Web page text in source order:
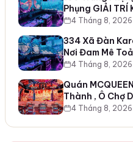
Phụng GIẢI TRÍ
4 Tháng 8, 2026
334 Xã Đàn
Nơi Đam Mê
4 Tháng 8, 2026
Quán
Thành , Ô Chợ
4 Tháng 8, 2026